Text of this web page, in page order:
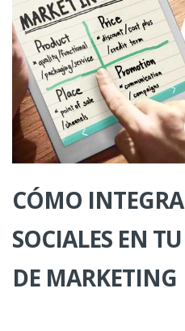
CÓMO
SOCIALES EN
DE MARKETING